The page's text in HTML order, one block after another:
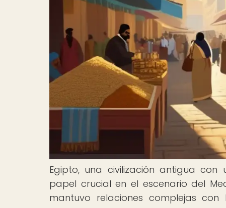
Egipto, una civilización antigua
papel crucial en el escenario del
mantuvo relaciones complejas